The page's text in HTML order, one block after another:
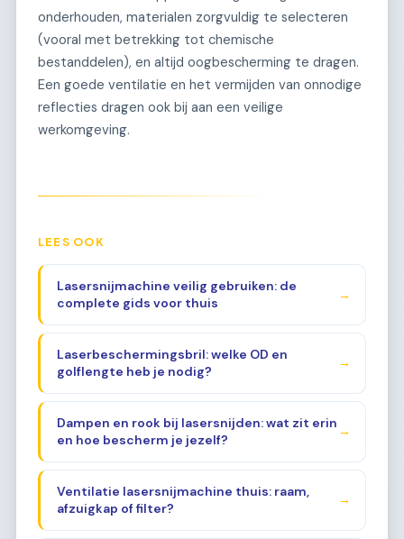
onderhouden, materialen zorgvuldig te selecteren
(vooral met betrekking tot chemische
bestanddelen), en altijd oogbescherming te dragen.
Een goede ventilatie en het vermijden van onnodige
reflecties dragen ook bij aan een veilige
werkomgeving.
LEES OOK
Lasersnijmachine veilig gebruiken: de
complete gids voor thuis
→
Laserbeschermingsbril: welke OD en
golflengte heb je nodig?
→
Dampen en rook bij lasersnijden: wat zit erin
en hoe bescherm je jezelf?
→
Ventilatie lasersnijmachine thuis: raam,
afzuigkap of filter?
→